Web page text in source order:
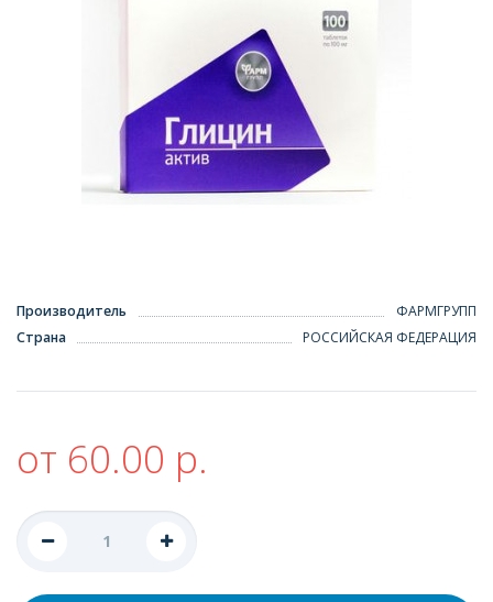
Производитель
ФАРМГРУПП
Страна
РОССИЙСКАЯ ФЕДЕРАЦИЯ
от 60.00 р.